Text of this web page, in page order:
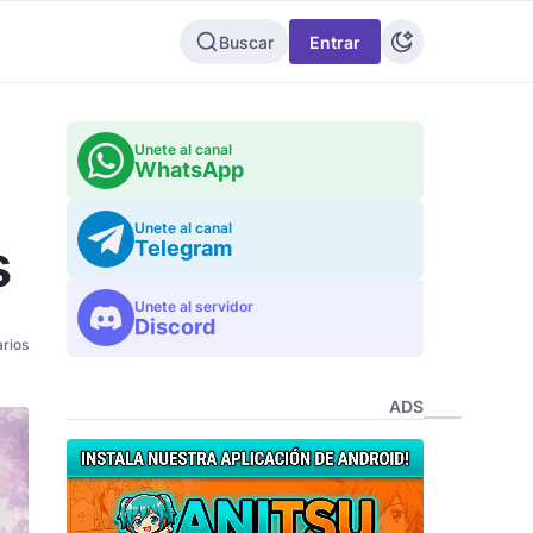
Buscar Entrar
Unete al canal
WhatsApp
Unete al canal
Telegram
Unete al servidor
Discord
ADS